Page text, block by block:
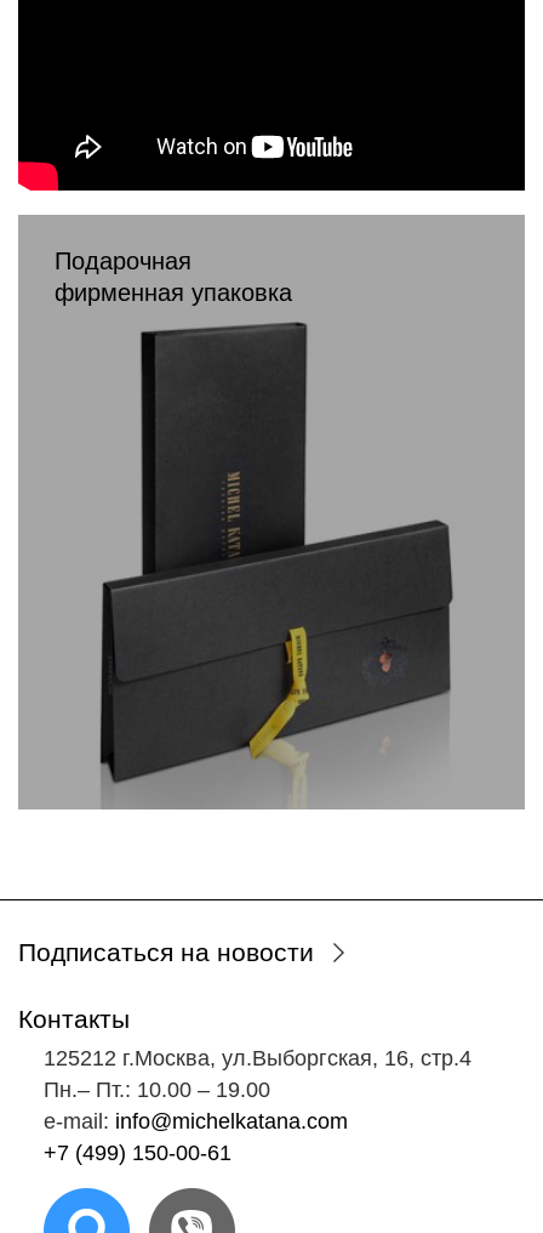
Подарочная
фирменная упаковка
Подписаться на новости
Контакты
125212 г.Москва, ул.Выборгская, 16, стр.4
Пн.‒ Пт.: 10.00 ‒ 19.00
e-mail: info@michelkatana.com
+7 (499) 150-00-61